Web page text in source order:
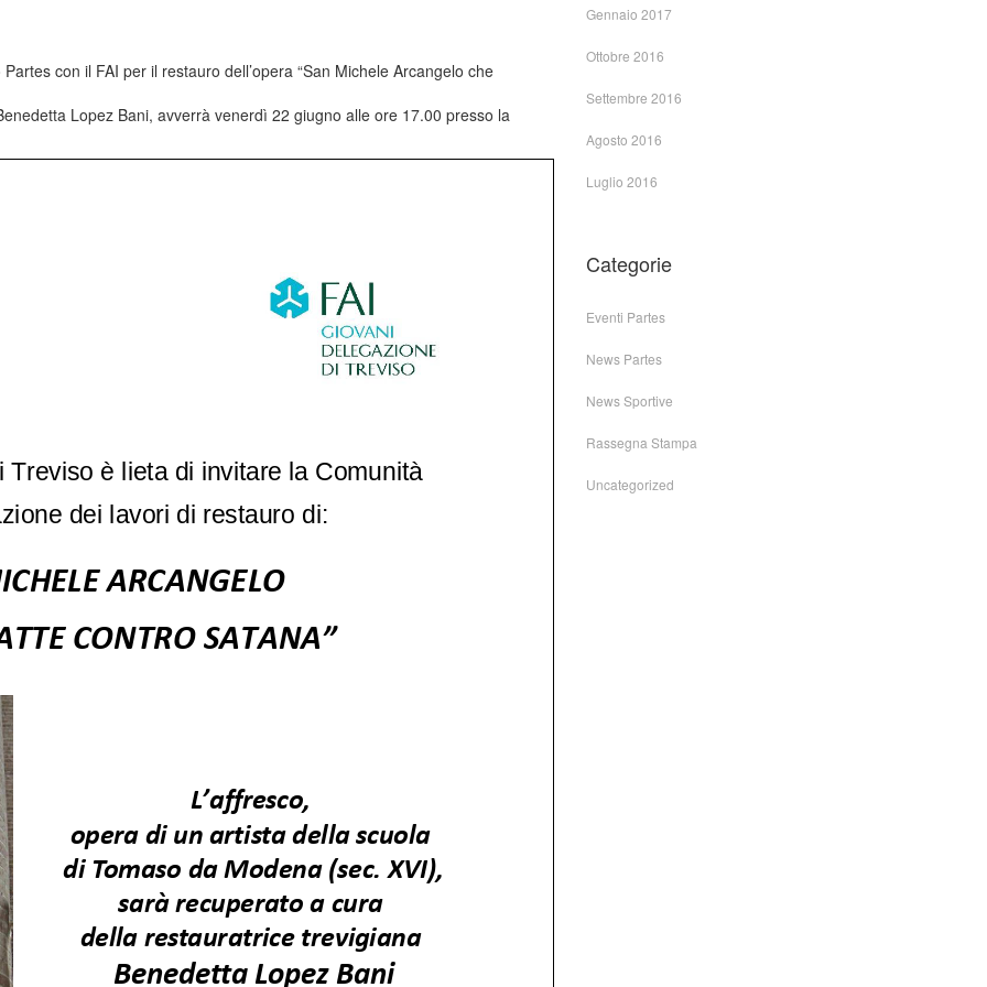
con il FAI per il restauro dell’opera “San Michele Arcangelo che
Lopez Bani, avverrà venerdì 22 giugno alle ore 17.00 presso la
Gennaio 2017
Ottobre 2016
Settembre 2016
Agosto 2016
Luglio 2016
Categorie
Eventi Partes
News Partes
News Sportive
Rassegna Stampa
Uncategorized